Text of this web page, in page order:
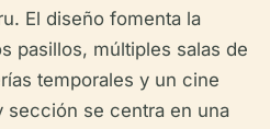
El diseño fomenta la
pasillos, múltiples salas de
temporales y un cine
sección se centra en una